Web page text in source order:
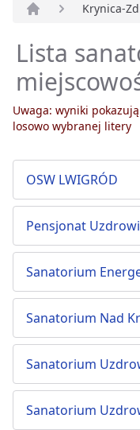
Krynica-
Lista
Uwaga: wyniki
losowo wybranej litery
OSW LWIGRÓD
Pensjonat
Sanatorium
Sanatorium Nad
Sanatorium
Sanatorium